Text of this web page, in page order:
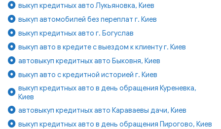
выкуп кредитных авто Лукьяновка, Киев
выкуп автомобилей без переплат г. Киев
выкуп кредитных авто г. Богуслав
выкуп авто в кредите с выездом к клиенту г. Киев
автовыкуп кредитных авто Быковня, Киев
выкуп авто с кредитной историей г. Киев
выкуп кредитных авто в день обращения Куреневка,
Киев
автовыкуп кредитных авто Караваевы дачи, Киев
выкуп кредитных авто в день обращения Пирогово, Киев